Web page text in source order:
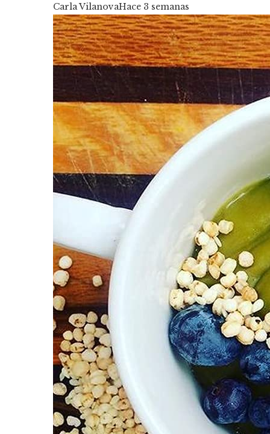
Carla VilanovaHace 3 semanas